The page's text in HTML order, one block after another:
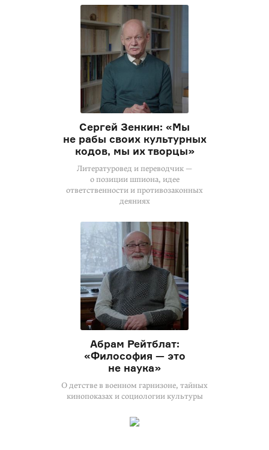
Сергей Зенкин: «Мы
не рабы своих культурных
кодов, мы их творцы»
Литературовед и переводчик —
о позиции шпиона, идее
ответственности и противозаконных
деяниях
Абрам Рейтблат:
«Философия — это
не наука»
О детстве в военном гарнизоне, тайных
кинопоказах и социологии культуры